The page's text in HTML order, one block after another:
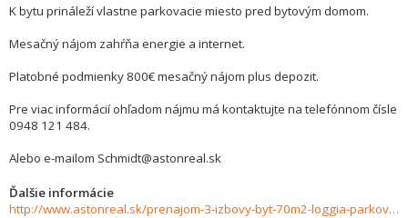
K bytu prináleží vlastne parkovacie miesto pred bytovým domom.
Mesačný nájom zahŕňa energie a internet.
Platobné podmienky 800€ mesačný nájom plus depozit.
Pre viac informácií ohľadom nájmu má kontaktujte na telefónnom čísle
0948 121 484.
Alebo e-mailom Schmidt@astonreal.sk
Ďalšie informácie
http://www.astonreal.sk/prenajom-3-izbovy-byt-70m2-loggia-parkovanie-1001750